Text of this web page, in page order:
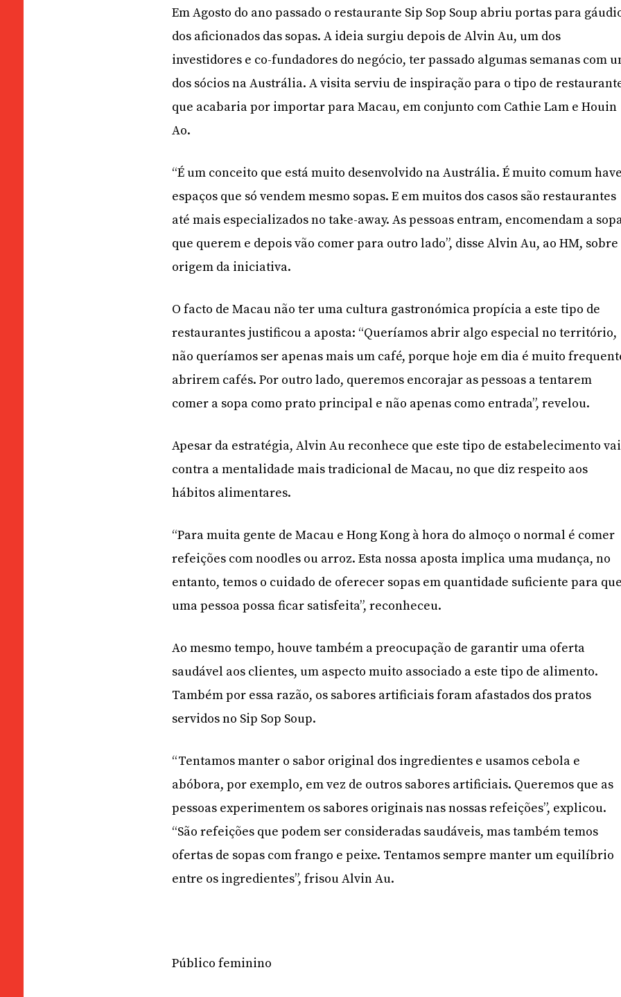
Em Agosto do ano passado o restaurante Sip Sop Soup abriu portas para
dos aficionados das sopas. A ideia surgiu depois de Alvin Au, um dos
investidores e co-fundadores do negócio, ter passado algumas semanas com
dos sócios na Austrália. A visita serviu de inspiração para o tipo de
que acabaria por importar para Macau, em conjunto com Cathie Lam e Houin
Ao.
“É um conceito que está muito desenvolvido na Austrália. É muito comum
espaços que só vendem mesmo sopas. E em muitos dos casos são restaurantes
até mais especializados no take-away. As pessoas entram, encomendam a
que querem e depois vão comer para outro lado”, disse Alvin Au, ao HM, sobre
origem da iniciativa.
O facto de Macau não ter uma cultura gastronómica propícia a este tipo de
restaurantes justificou a aposta: “Queríamos abrir algo especial no território,
não queríamos ser apenas mais um café, porque hoje em dia é muito
abrirem cafés. Por outro lado, queremos encorajar as pessoas a tentarem
comer a sopa como prato principal e não apenas como entrada”, revelou.
Apesar da estratégia, Alvin Au reconhece que este tipo de estabelecimento vai
contra a mentalidade mais tradicional de Macau, no que diz respeito aos
hábitos alimentares.
“Para muita gente de Macau e Hong Kong à hora do almoço o normal é comer
refeições com noodles ou arroz. Esta nossa aposta implica uma mudança, no
entanto, temos o cuidado de oferecer sopas em quantidade suficiente para
uma pessoa possa ficar satisfeita”, reconheceu.
Ao mesmo tempo, houve também a preocupação de garantir uma oferta
saudável aos clientes, um aspecto muito associado a este tipo de alimento.
Também por essa razão, os sabores artificiais foram afastados dos pratos
servidos no Sip Sop Soup.
“Tentamos manter o sabor original dos ingredientes e usamos cebola e
abóbora, por exemplo, em vez de outros sabores artificiais. Queremos que as
pessoas experimentem os sabores originais nas nossas refeições”, explicou.
“São refeições que podem ser consideradas saudáveis, mas também temos
ofertas de sopas com frango e peixe. Tentamos sempre manter um equilíbrio
entre os ingredientes”, frisou Alvin Au.
Público feminino